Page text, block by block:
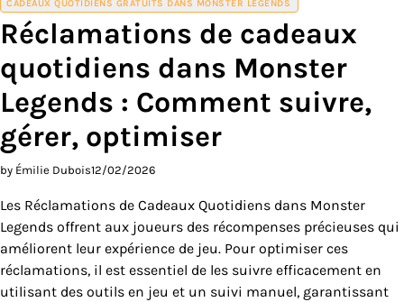
CADEAUX QUOTIDIENS GRATUITS DANS MONSTER LEGENDS
Réclamations de cadeaux
quotidiens dans Monster
Legends : Comment suivre,
gérer, optimiser
by Émilie Dubois12/02/2026
Les Réclamations de Cadeaux Quotidiens dans Monster
Legends offrent aux joueurs des récompenses précieuses qui
améliorent leur expérience de jeu. Pour optimiser ces
réclamations, il est essentiel de les suivre efficacement en
utilisant des outils en jeu et un suivi manuel, garantissant